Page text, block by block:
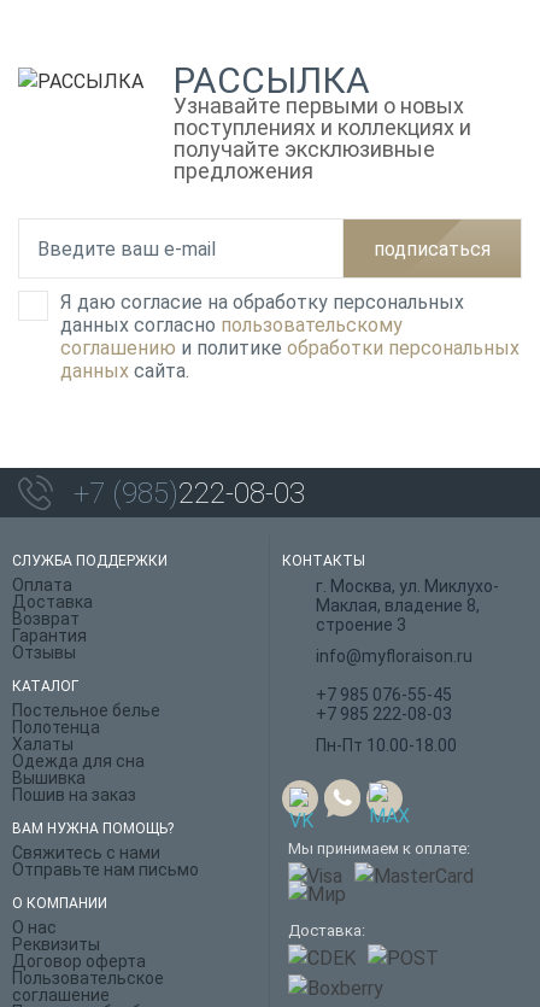
РАССЫЛКА
Узнавайте первыми о новых
поступлениях и коллекциях и
получайте эксклюзивные
предложения
подписаться
Я даю согласие на обработку персональных
данных согласно пользовательскому
соглашению и политике обработки персональных
данных сайта.
+7 (985)222-08-03
СЛУЖБА ПОДДЕРЖКИ
Оплата
Доставка
Возврат
Гарантия
Отзывы
КАТАЛОГ
Постельное белье
Полотенца
Халаты
Одежда для сна
Вышивка
Пошив на заказ
ВАМ НУЖНА ПОМОЩЬ?
Свяжитесь с нами
Отправьте нам письмо
О КОМПАНИИ
О нас
Реквизиты
Договор оферта
Пользовательское
соглашение
КОНТАКТЫ
г. Москва, ул. Миклухо-
Маклая, владение 8,
строение 3
info@myfloraison.ru
+7 985 076-55-45
+7 985 222-08-03
Пн-Пт 10.00-18.00
Мы принимаем к оплате:
Доставка: